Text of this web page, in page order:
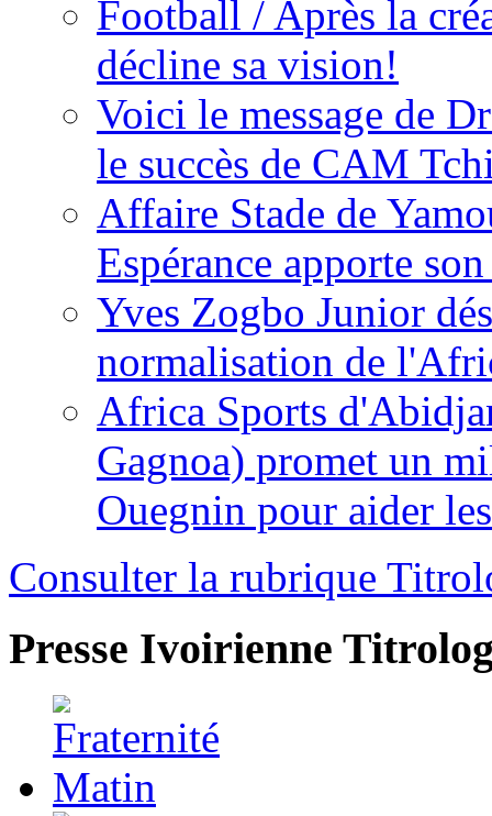
Football / Après la
décline sa vision!
Voici le message de
le succès de CAM
Affaire Stade de
Espérance apporte
Yves Zogbo Junior
normalisation de
Africa Sports
Gagnoa) promet un
Ouegnin pour aider
Consulter la rubrique
Presse Ivoirienne